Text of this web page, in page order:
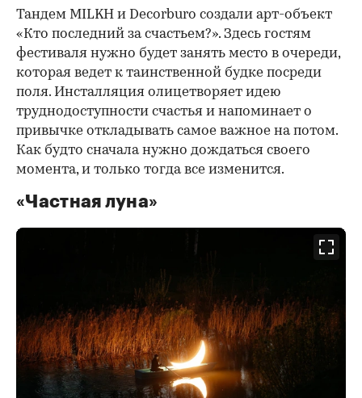
Тандем MILKH и Decorburo создали арт-объект
«Кто последний за счастьем?». Здесь гостям
фестиваля нужно будет занять место в очереди,
которая ведет к таинственной будке посреди
поля. Инсталляция олицетворяет идею
труднодоступности счастья и напоминает о
привычке откладывать самое важное на потом.
Как будто сначала нужно дождаться своего
момента, и только тогда все изменится.
«Частная луна»